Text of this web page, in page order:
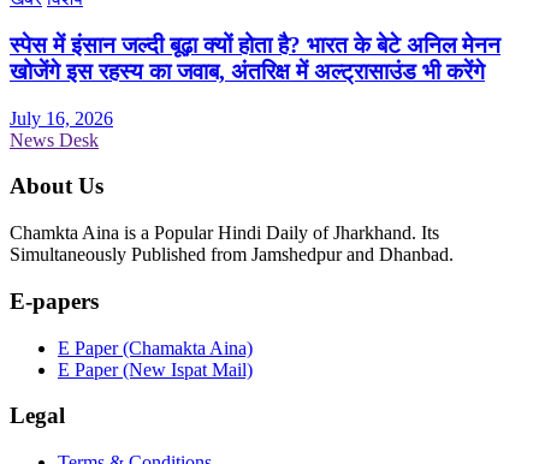
स्पेस में इंसान जल्दी बूढ़ा क्यों होता है? भारत के बेटे अनिल मेनन
खोजेंगे इस रहस्य का जवाब, अंतरिक्ष में अल्ट्रासाउंड भी करेंगे
July 16, 2026
News Desk
About Us
Chamkta Aina is a Popular Hindi Daily of Jharkhand. Its
Simultaneously Published from Jamshedpur and Dhanbad.
E-papers
E Paper (Chamakta Aina)
E Paper (New Ispat Mail)
Legal